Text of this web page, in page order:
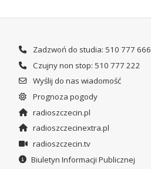
Zadzwoń do studia: 510 777 666
Czujny non stop: 510 777 222
Wyślij do nas wiadomość
Prognoza pogody
radioszczecin.pl
radioszczecinextra.pl
radioszczecin.tv
Biuletyn Informacji Publicznej